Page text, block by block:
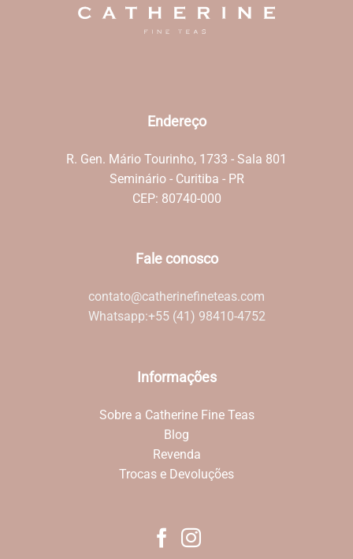
Endereço
R. Gen. Mário Tourinho, 1733 - Sala 801
Seminário - Curitiba - PR
CEP: 80740-000
Fale conosco
contato@catherinefineteas.com
Whatsapp:+55 (41) 98410-4752
Informações
Sobre a Catherine Fine Teas
Blog
Revenda
Trocas e Devoluções